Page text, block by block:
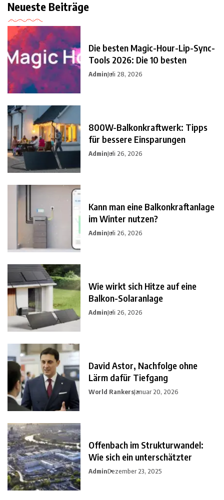
Neueste Beiträge
Die besten Magic-Hour-Lip-Sync-
Tools 2026: Die 10 besten
AdminJuli 28, 2026
800W-Balkonkraftwerk: Tipps
für bessere Einsparungen
AdminJuli 26, 2026
Kann man eine Balkonkraftanlage
im Winter nutzen?
AdminJuli 26, 2026
Wie wirkt sich Hitze auf eine
Balkon-Solaranlage
AdminJuli 26, 2026
David Astor, Nachfolge ohne
Lärm dafür Tiefgang
World RankersJanuar 20, 2026
Offenbach im Strukturwandel:
Wie sich ein unterschätzter
AdminDezember 23, 2025